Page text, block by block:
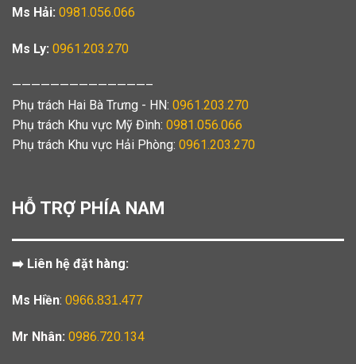
Ms Hải: 0981.056.066
Ms Ly: 0961.203.270
——————————————–
Phụ trách Hai Bà Trưng - HN: 0961.203.270
Phụ trách Khu vực Mỹ Đình: 0981.056.066
Phụ trách Khu vực Hải Phòng: 0961.203.270
HỖ TRỢ PHÍA NAM
➡️ Liên hệ đặt hàng:
Ms Hiền: 0966.831.477
Mr Nhân: 0986.720.134